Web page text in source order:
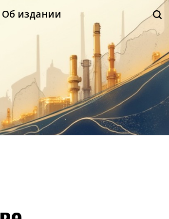
Об издании